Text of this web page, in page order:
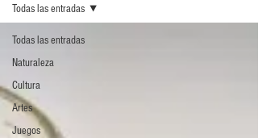
Todas las entradas
Naturaleza
Cultura
Artes
Juegos
Todas las entradas